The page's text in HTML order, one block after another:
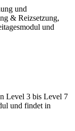
und
& Reizsetzung,
und
Level 3 bis Level 7
und findet in